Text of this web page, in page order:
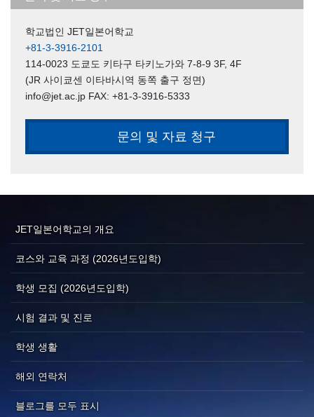
학교법인 JET일본어학교
+81-3-3916-2101
114-0023 도쿄도 키타구 타키노가와 7-8-9 3F, 4F
(JR 사이쿄센 이타바시역 동쪽 출구 정면)
info@jet.ac.jp FAX: +81-3-3916-5333
문의 및 자료 청구
JET일본어학교의 개요
코스와 교육 과정 (2026년도입학)
학생 모집 (2026년도입학)
시험 결과 및 진로
학생 생활
해외 연락처
블로그를 모두 표시